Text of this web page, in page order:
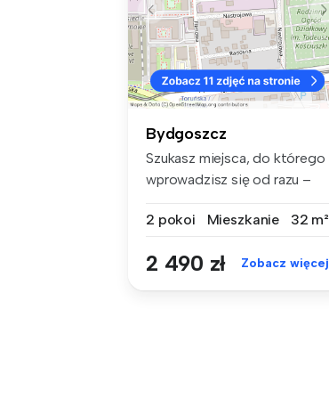
Bydgoszcz
Szukasz miejsca, do którego
wprowadzisz się od razu –
2 pokoi
Mieszkanie 32 m²
2 490 zł Zobacz więcej